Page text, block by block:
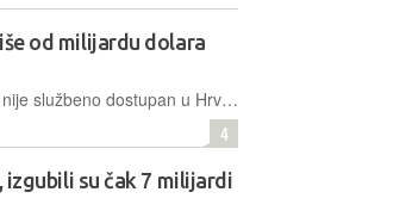
od milijardu dolara
Appleov streaming servis koji još uvijek nije službeno dostupan u Hrvatskoj, Apple TV Plus, gubi više od milijardu dolara godišnje
4
su čak 7 milijardi